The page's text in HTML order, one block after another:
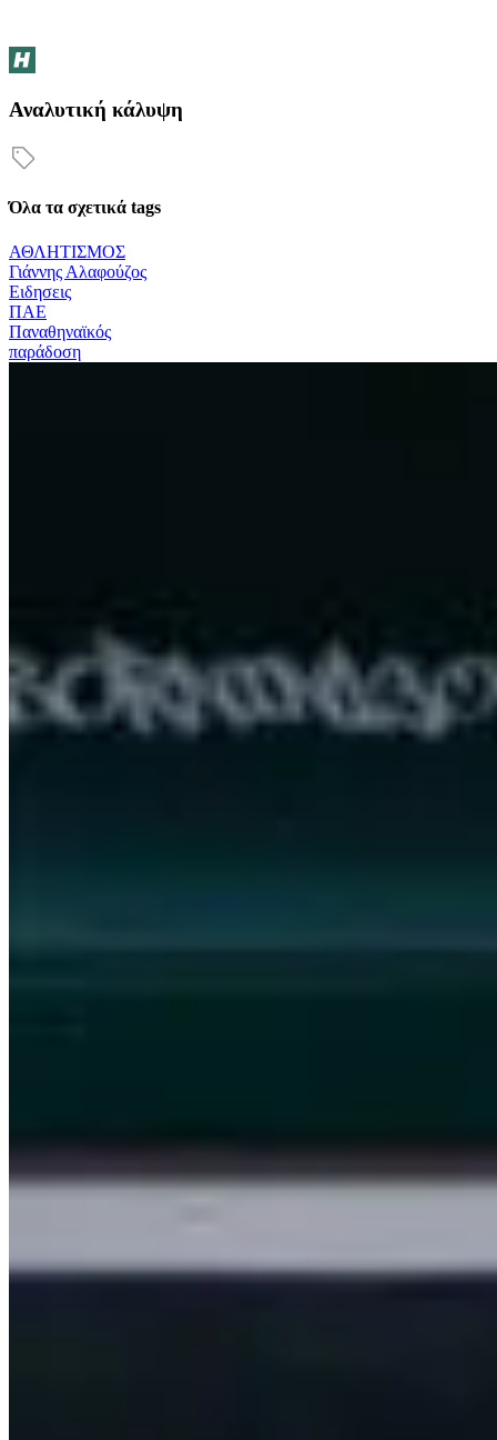
Αναλυτική κάλυψη
Όλα τα σχετικά tags
ΑΘΛΗΤΙΣΜΟΣ
Γιάννης Αλαφούζος
Ειδησεις
ΠΑΕ
Παναθηναϊκός
παράδοση